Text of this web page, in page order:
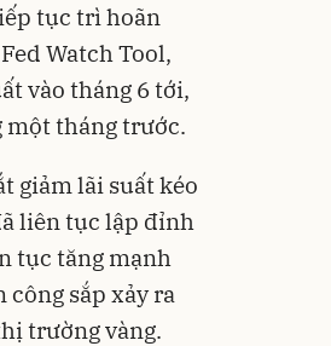
tục trì hoãn
Watch Tool,
vào tháng 6 tới,
một tháng trước.
giảm lãi suất kéo
liên tục lập đỉnh
tục tăng mạnh
công sắp xảy ra
trường vàng.